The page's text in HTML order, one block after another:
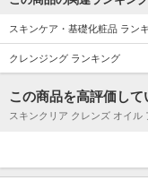
スキンケア・基礎化粧品 ラン
クレンジング ランキング
この商品を高評価し
スキンクリア クレンズ オイル